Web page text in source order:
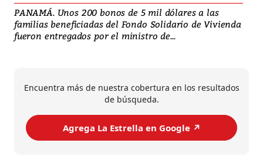
PANAMÁ. Unos 200 bonos de 5 mil dólares a las
familias beneficiadas del Fondo Solidario de Vivienda
fueron entregados por el ministro de...
Encuentra más de nuestra cobertura en los resultados
de búsqueda.
Agrega La Estrella en Google ↗️